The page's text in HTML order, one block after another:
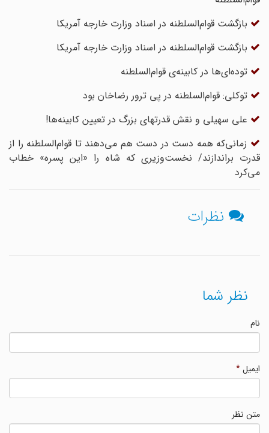
بازگشت قوام‌السلطنه در اسناد وزارت خارجه آمریکا
بازگشت قوام‌السلطنه در اسناد وزارت خارجه آمریکا
توده‌ای‌ها در کابینه‌ی قوام‌السلطنه
توکلی: قوام‌السلطنه در پی ترور رضاخان بود
علی سهیلی و نقش قدرتهای بزرگ در تعیین کابینه‌ها!
زمانی‌که همه دست در دست هم می‌دهند تا قوام‌السلطنه را از
قدرت براندازند/ نخست‌وزیری که شاه را «این پسره» خطاب
می‌کرد
نظرات
نظر شما
ایمیل*
متن نظر